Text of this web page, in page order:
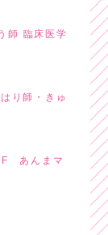
師 臨床医学
り師・きゅ
F あんまマ